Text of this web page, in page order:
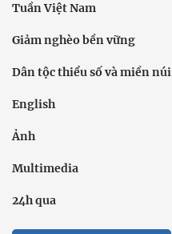
Tuần Việt Nam
Giảm nghèo bền vững
Dân tộc thiểu số và miền núi
English
Ảnh
Multimedia
24h qua